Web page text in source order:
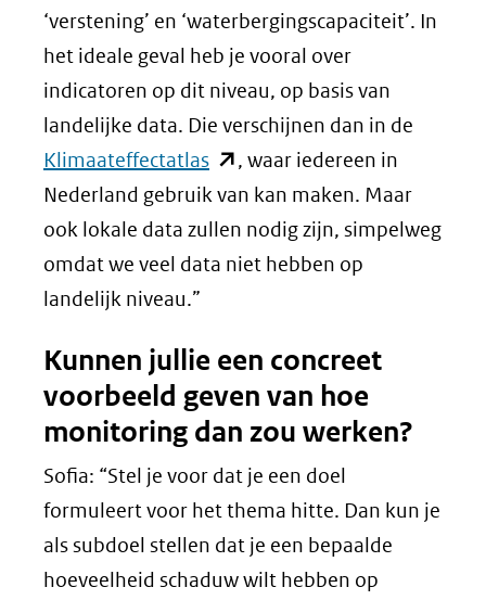
‘verstening’ en ‘waterbergingscapaciteit’. In
het ideale geval heb je vooral over
indicatoren op dit niveau, op basis van
landelijke data. Die verschijnen dan in de
Klimaateffectatlas(opent
in
nieuw
venster)
een
andere
website)
, waar iedereen in
Nederland gebruik van kan maken. Maar
ook lokale data zullen nodig zijn, simpelweg
omdat we veel data niet hebben op
landelijk niveau.”
Kunnen jullie een concreet
voorbeeld geven van hoe
monitoring dan zou werken?
Sofia: “Stel je voor dat je een doel
formuleert voor het thema hitte. Dan kun je
als subdoel stellen dat je een bepaalde
hoeveelheid schaduw wilt hebben op